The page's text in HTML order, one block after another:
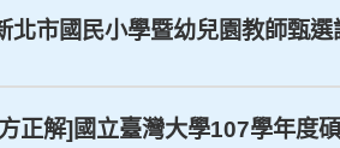
北市國民小學暨幼兒園教師甄
正解]國立臺灣大學107學年度